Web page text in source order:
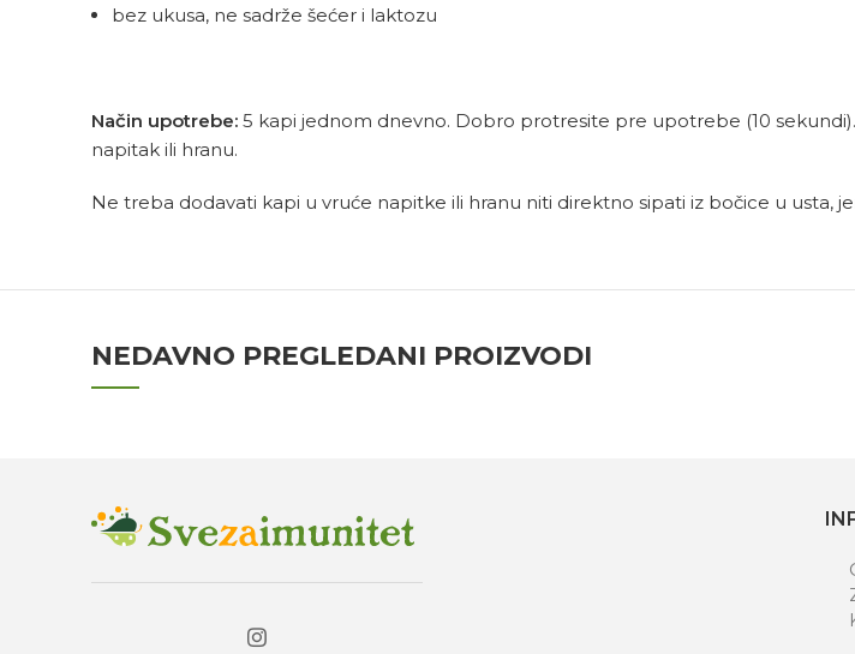
bez ukusa, ne sadrže šećer i laktozu
Način upotrebe: 5 kapi jednom dnevno. Dobro protresite pre upotrebe (10
napitak ili hranu.
Ne treba dodavati kapi u vruće napitke ili hranu niti direktno sipati iz bočice u usta,
NEDAVNO PREGLEDANI PROIZVODI